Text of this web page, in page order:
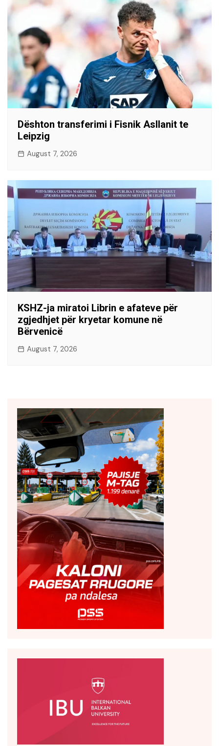
Dështon transferimi i Fisnik Asllanit te
Leipzig
August 7, 2026
KSHZ-ja miratoi Librin e afateve për
zgjedhjet për kryetar komune në
Bërvenicë
August 7, 2026